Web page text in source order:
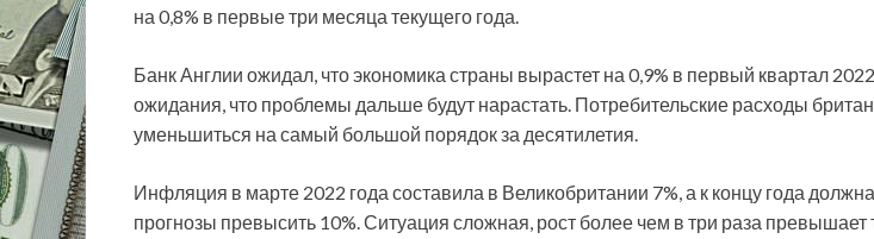
на 0,8% в первые три месяца текущего года.
Банк Англии ожидал, что экономика страны вырастет на 0,9% в первый квартал 2022
ожидания, что проблемы дальше будут нарастать. Потребительские расходы
уменьшиться на самый большой порядок за десятилетия.
Инфляция в марте 2022 года составила в Великобритании 7%, а к концу года
прогнозы превысить 10%. Ситуация сложная, рост более чем в три раза превышает